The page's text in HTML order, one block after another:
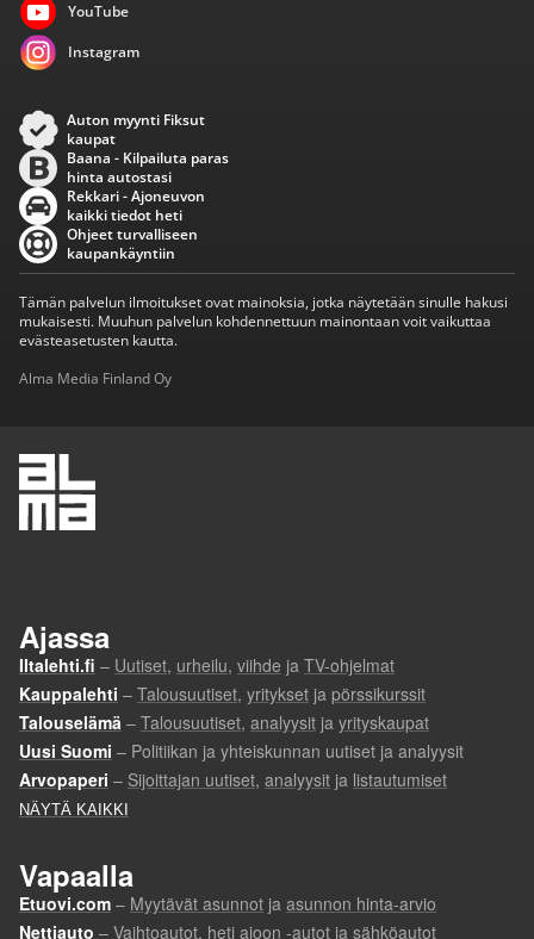
YouTube
Instagram
Auton myynti Fiksut
kaupat
Baana - Kilpailuta paras
hinta autostasi
Rekkari - Ajoneuvon
kaikki tiedot heti
Ohjeet turvalliseen
kaupankäyntiin
Tämän palvelun ilmoitukset ovat mainoksia, jotka näytetään sinulle hakusi
mukaisesti. Muuhun palvelun kohdennettuun mainontaan voit vaikuttaa
evästeasetusten kautta.
Alma Media Finland Oy